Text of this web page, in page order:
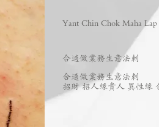
Yant Chin Chok Maha Lap
合適做業務生意法刺
合適做業務生意法刺
招財 招人緣貴人 異性緣